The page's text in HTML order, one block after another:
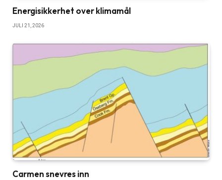
Energisikkerhet over klimamål
JULI 21, 2026
Carmen snevres inn